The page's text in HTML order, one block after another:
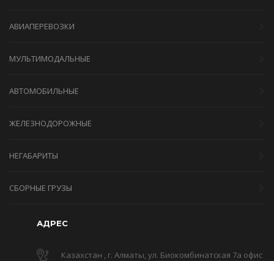
АВИАПЕРЕВОЗКИ
МУЛЬТИМОДАЛЬНЫЕ
АВТОМОБИЛЬНЫЕ
ЖЕЛЕЗНОДОРОЖНЫЕ
НЕГАБАРИТЫ
СБОРНЫЕ ГРУЗЫ
АДРЕС
Казахстан , г. Алматы, ул. Биокомбинатская 7а офис